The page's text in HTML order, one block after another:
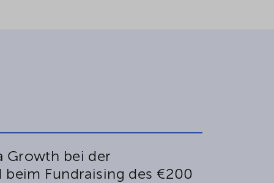
Growth bei der
Fundraising des €200